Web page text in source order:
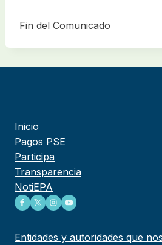
Fin del Comunicado
Inicio
Pagos PSE
Participa
Transparencia
NotiEPA
Entidades y autoridades que